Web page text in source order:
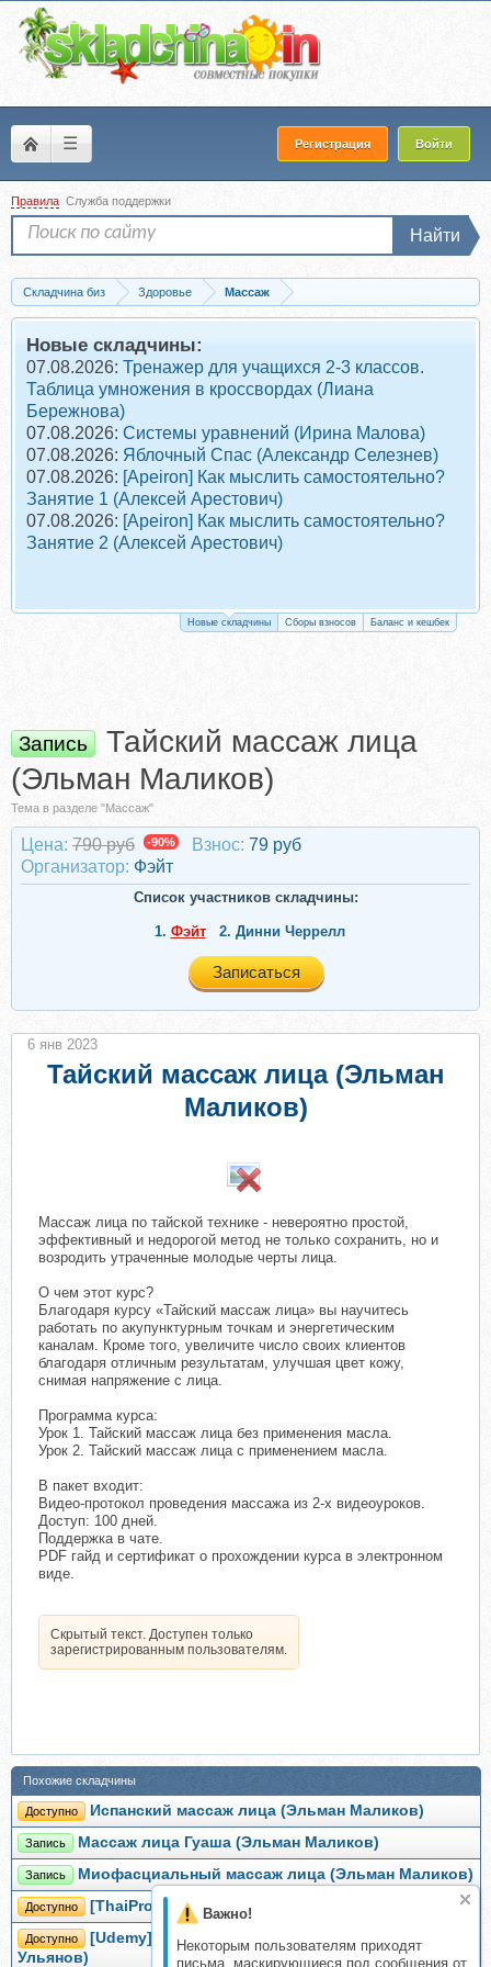
☰ Регистрация Войти
Правила Служба поддержки
Найти
Складчина биз Здоровье
Массаж
Запись Тайский массаж лица (Эльман Маликов)
Новые складчины:
07.08.2026: Тренажер для учащихся 2-3 классов.
Таблица умножения в кроссвордах (Лиана
Бережнова)
07.08.2026: Системы уравнений (Ирина Малова)
07.08.2026: Яблочный Спас (Александр Селезнев)
07.08.2026: [Apeiron] Как мыслить самостоятельно?
Занятие 1 (Алексей Арестович)
07.08.2026: [Apeiron] Как мыслить самостоятельно?
Занятие 2 (Алексей Арестович)
Новые складчины Сборы взносов Баланс и кешбек
Важно!
Некоторым пользователям приходят
письма, маскирующиеся под сообщения от
Запись
Тайский массаж лица
(Эльман Маликов)
Тема в разделе "Массаж"
Цена: 790 руб -90% Взнос: 79 руб
Организатор: Фэйт
Список участников складчины:
1. Фэйт 2. Динни Черрелл
Записаться
Тайский массаж лица (Эльман
Маликов)
Массаж лица по тайской технике - невероятно простой,
эффективный и недорогой метод не только сохранить, но и
возродить утраченные молодые черты лица.
О чем этот курс?
Благодаря курсу «Тайский массаж лица» вы научитесь
работать по акупунктурным точкам и энергетическим
каналам. Кроме того, увеличите число своих клиентов
благодаря отличным результатам, улучшая цвет кожу,
снимая напряжение с лица.
Программа курса:
Урок 1. Тайский массаж лица без применения масла.
Урок 2. Тайский массаж лица с применением масла.
В пакет входит:
Видео-протокол проведения массажа из 2-х видеоуроков.
Доступ: 100 дней.
Поддержка в чате.
PDF гайд и сертификат о прохождении курса в электронном
виде.
Скрытый текст. Доступен только
зарегистрированным пользователям.
6 янв 2023
Похожие складчины
Доступно Испанский массаж лица (Эльман Маликов)
Запись Массаж лица Гуаша (Эльман Маликов)
Запись Миофасциальный массаж лица (Эльман Маликов)
Доступно [ThaiProfiOnline] Тайский массаж лица
Доступно
[Udemy] Базовый курс тайского массажа (Юрий
Ульянов)